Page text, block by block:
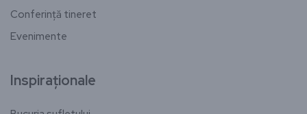
Conferință tineret
Evenimente
Inspiraționale